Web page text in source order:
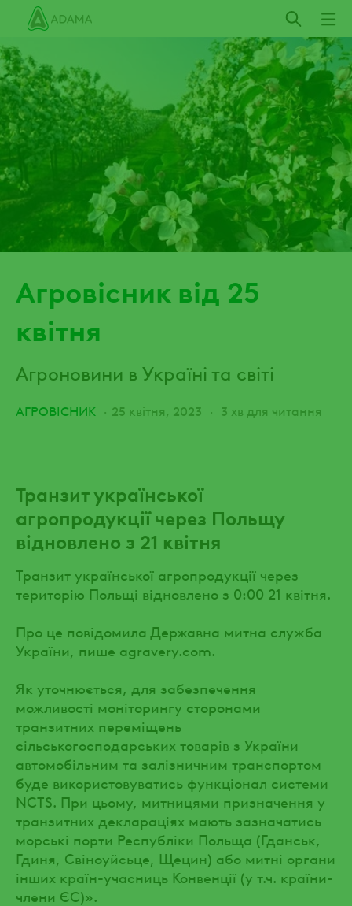
Пропустити
Агровісник від 25
квітня
Агроновини в Україні та світі
АГРОВІСНИК 25 квітня, 2023 3 хв для читання
Транзит української
агропродукції через Польщу
відновлено з 21 квітня
Транзит української агропродукції через
територію Польщі відновлено з 0:00 21 квітня.
Про це повідомила Державна митна служба
України, пише agravery.com.
Як уточнюється, для забезпечення
можливості моніторингу сторонами
транзитних переміщень
сільськогосподарських товарів з України
автомобільним та залізничним транспортом
буде використовуватись функціонал системи
NCTS. При цьому, митницями призначення у
транзитних деклараціях мають зазначатись
морські порти Республіки Польща (Гданськ,
Гдиня, Свіноуйсьце, Щецин) або митні органи
інших країн-учасниць Конвенції (у т.ч. країни-
члени ЄС)».